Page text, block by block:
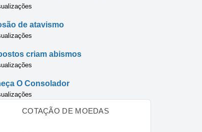
de atavismo
criam abismos
O Consolador
COTAÇÃO DE MOEDAS